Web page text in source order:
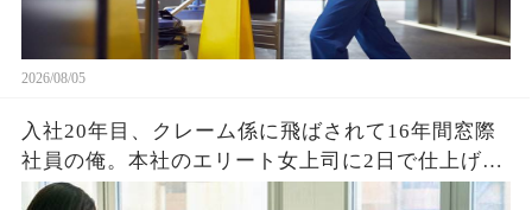
2026/08/05
入社20年目、クレーム係に飛ばされて16年間窓際
社員の俺。本社のエリート女上司に2日で仕上げた
資料を渡すと「あなたがなぜ平社員なの？」→そ